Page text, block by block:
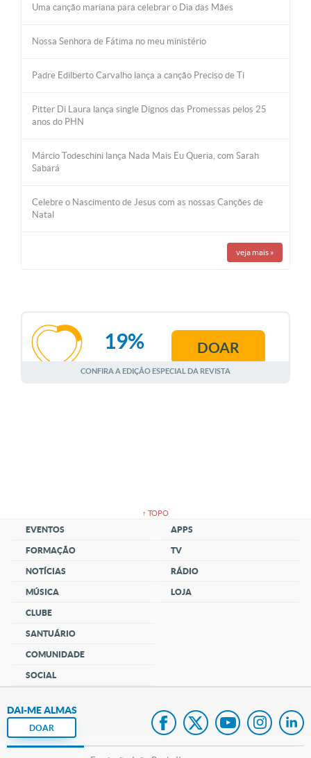
Uma canção mariana para celebrar o Dia das Mães
Nossa Senhora de Fátima no meu ministério
Padre Edilberto Carvalho lança a canção Preciso de Ti
Pitter Di Laura lança single Dignos das Promessas pelos 25
anos do PHN
Márcio Todeschini lança Nada Mais Eu Queria, com Sarah
Sabará
Celebre o Nascimento de Jesus com as nossas Canções de
Natal
veja mais »
AGOSTO
19% DOAR
CONFIRA A EDIÇÃO ESPECIAL DA REVISTA
↑ TOPO
EVENTOS
FORMAÇÃO
NOTÍCIAS
MÚSICA
CLUBE
SANTUÁRIO
COMUNIDADE
SOCIAL
APPS
TV
RÁDIO
LOJA
DAI-ME ALMAS
DOAR